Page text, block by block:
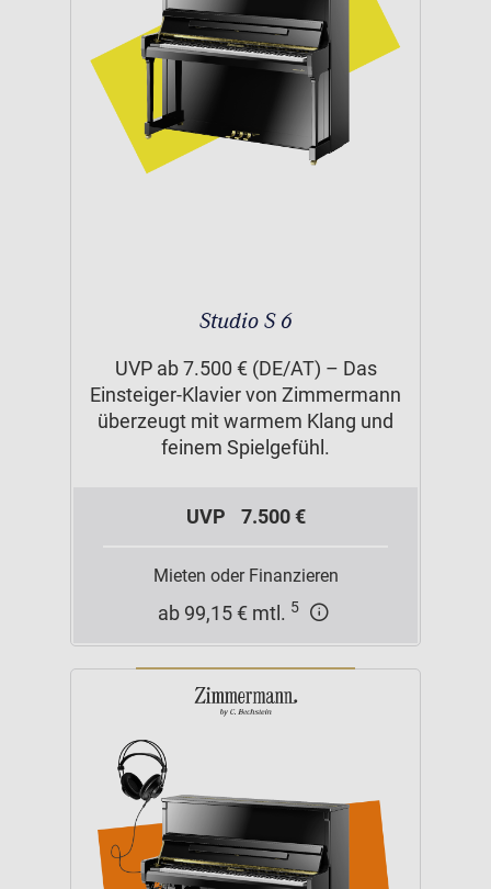
Studio S 6
UVP ab 7.500 € (DE/AT) – Das
Einsteiger-Klavier von Zimmermann
überzeugt mit warmem Klang und
feinem Spielgefühl.
UVP 7.500 €
Mieten oder Finanzieren
ab 99,15 € mtl. 5